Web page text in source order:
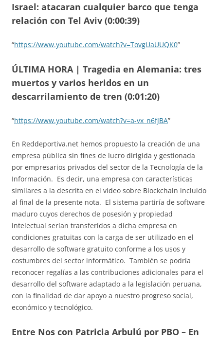
Israel: atacaran cualquier barco que tenga
relación con Tel Aviv (0:00:39)
“https://www.youtube.com/watch?v=TovgUaUUQK0”
ÚLTIMA HORA | Tragedia en Alemania: tres
muertos y varios heridos en un
descarrilamiento de tren (0:01:20)
“https://www.youtube.com/watch?v=a-vx_n6fJBA”
En Reddeportiva.net hemos propuesto la creación de una
empresa pública sin fines de lucro dirigida y gestionada
por empresarios privados del sector de la Tecnología de la
Información. Es decir, una empresa con características
similares a la descrita en el vídeo sobre Blockchain incluido
al final de la presente nota. El sistema partiría de software
maduro cuyos derechos de posesión y propiedad
intelectual serían transferidos a dicha empresa en
condiciones gratuitas con la carga de ser utilizado en el
desarrollo de software gratuito conforme a los usos y
costumbres del sector informático. También se podría
reconocer regalías a las contribuciones adicionales para el
desarrollo del software adaptado a la legislación peruana,
con la finalidad de dar apoyo a nuestro progreso social,
económico y tecnológico.
Entre Nos con Patricia Arbulú por PBO – En